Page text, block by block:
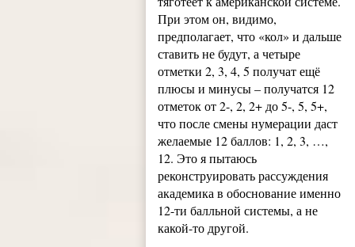
При этом он, видимо,
предполагает, что «кол» и дальше
ставить не будут, а четыре
отметки 2, 3, 4, 5 получат ещё
плюсы и минусы – получатся 12
отметок от 2-, 2, 2+ до 5-, 5, 5+,
что после смены нумерации даст
желаемые 12 баллов: 1, 2, 3, …,
12. Это я пытаюсь
реконструировать рассуждения
академика в обоснование именно
12-ти балльной системы, а не
какой-то другой.